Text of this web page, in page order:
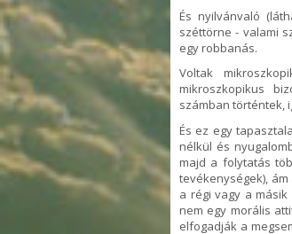
És nyilvánvaló
széttörne - valami
egy robbanás.
Voltak
mikroszkopikus
számban történtek,
És ez egy
nélkül és
majd a folytatás
tevékenységek),
a régi vagy a
nem egy morális
elfogadják a